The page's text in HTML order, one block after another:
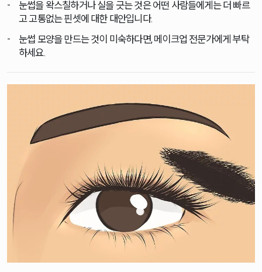
눈썹을 왁스칠하거나 실을 긋는 것은 어떤 사람들에게는 더 빠르
고 고통없는 핀셋에 대한 대안입니다.
눈썹 모양을 만드는 것이 미숙하다면, 메이크업 전문가에게 부탁
하세요.